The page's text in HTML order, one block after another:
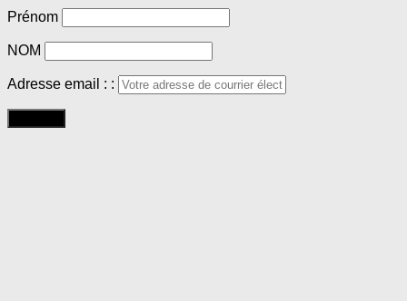
Prénom
NOM
Adresse email : :